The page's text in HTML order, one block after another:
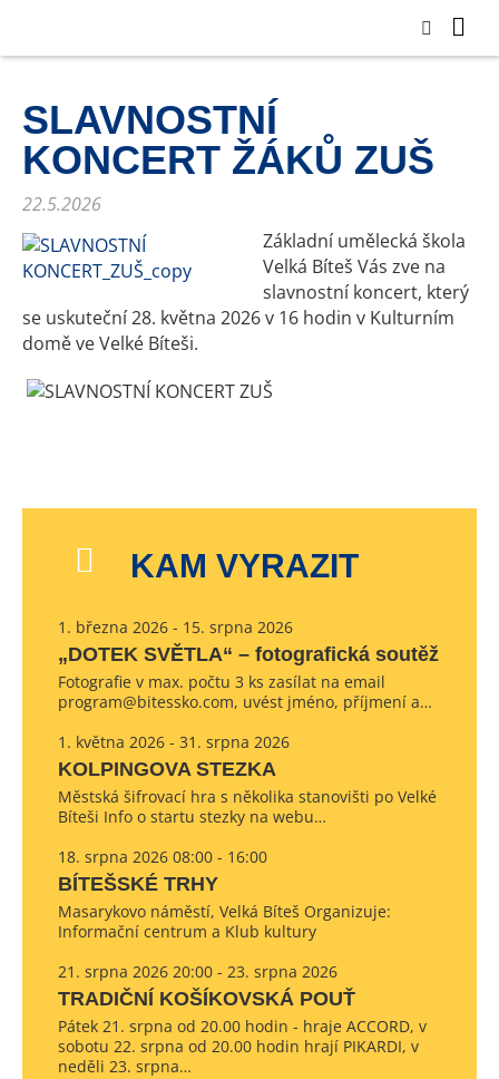
SLAVNOSTNÍ
KONCERT ŽÁKŮ ZUŠ
22.5.2026
Základní umělecká škola
Velká Bíteš Vás zve na
slavnostní koncert, který
se uskuteční 28. května 2026 v 16 hodin v Kulturním
domě ve Velké Bíteši.
KAM VYRAZIT
1. března 2026 - 15. srpna 2026
„DOTEK SVĚTLA“ – fotografická soutěž
Fotografie v max. počtu 3 ks zasílat na email
program@bitessko.com, uvést jméno, příjmení a…
1. května 2026 - 31. srpna 2026
KOLPINGOVA STEZKA
Městská šifrovací hra s několika stanovišti po Velké
Bíteši Info o startu stezky na webu…
18. srpna 2026 08:00 - 16:00
BÍTEŠSKÉ TRHY
Masarykovo náměstí, Velká Bíteš Organizuje:
Informační centrum a Klub kultury
21. srpna 2026 20:00 - 23. srpna 2026
TRADIČNÍ KOŠÍKOVSKÁ POUŤ
Pátek 21. srpna od 20.00 hodin - hraje ACCORD, v
sobotu 22. srpna od 20.00 hodin hrají PIKARDI, v
neděli 23. srpna…